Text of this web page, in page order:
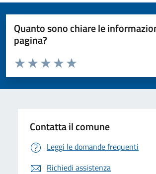
Quanto sono chiare le
pagina?
Valuta da 1 a 5 stelle la pagina
Valuta 5 stelle su 5
Valuta 4 stelle su 5
Valuta 3 stelle su 5
Valuta 2 stelle su 5
Valuta 1 stelle su 5
Contatta il comune
Leggi le domande frequenti
Richiedi assistenza